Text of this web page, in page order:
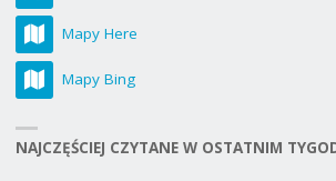
Mapy Here
Mapy Bing
NAJCZĘŚCIEJ CZYTANE W OSTATNIM